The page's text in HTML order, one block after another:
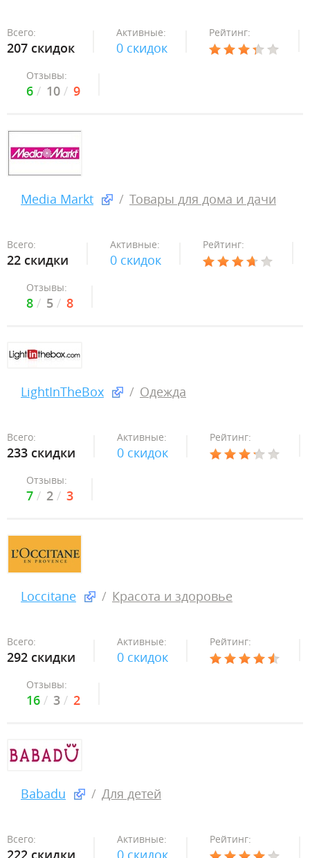
Всего:
207 скидок
Активные:
0 скидок
Рейтинг:
Отзывы:
6 10 9
Media Markt Товары для дома и дачи
Всего:
22 скидки
Активные:
0 скидок
Рейтинг:
Отзывы:
8 5 8
LightInTheBox Одежда
Всего:
233 скидки
Активные:
0 скидок
Рейтинг:
Отзывы:
7 2 3
Loccitane Красота и здоровье
Всего:
292 скидки
Активные:
0 скидок
Рейтинг:
Отзывы:
16 3 2
Babadu Для детей
Всего:
222 скидки
Активные:
0 скидок
Рейтинг: